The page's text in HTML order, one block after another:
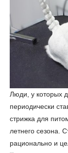
Люди, у которых
периодически
стрижка для
летнего сезона.
рационально и